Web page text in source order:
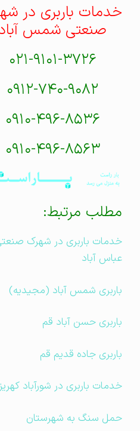
خدمات باربری در شهرک
صنعتی شمس آباد
۰۲۱-۹۱۰۱-۳۷۲۶
۰۹۱۲-۷۴۰-۹۰۸۲
۰۹۱۰-۴۹۶-۸۵۳۶
۰۹۱۰-۴۹۶-۸۵۶۳
مطلب مرتبط:
خدمات باربری در شهرک صنعتی
عباس آباد
باربری شمس آباد (مجیدیه)
باربری حسن آباد قم
باربری جاده قدیم قم
خدمات باربری در شورآباد کهریزک
حمل سنگ به شهرستان